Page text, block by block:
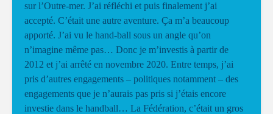
sur l’Outre-mer. J’ai réfléchi et puis finalement j’ai
accepté. C’était une autre aventure. Ça m’a beaucoup
apporté. J’ai vu le hand-ball sous un angle qu’on
n’imagine même pas… Donc je m’investis à partir de
2012 et j’ai arrêté en novembre 2020. Entre temps, j’ai
pris d’autres engagements – politiques notamment – des
engagements que je n’aurais pas pris si j’étais encore
investie dans le handball… La Fédération, c’était un gros